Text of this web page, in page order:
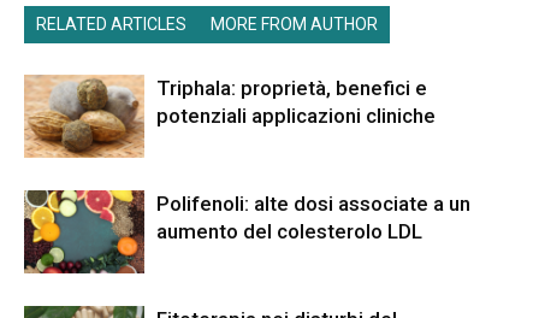
RELATED ARTICLES MORE FROM AUTHOR
Triphala: proprietà, benefici e
potenziali applicazioni cliniche
Polifenoli: alte dosi associate a un
aumento del colesterolo LDL